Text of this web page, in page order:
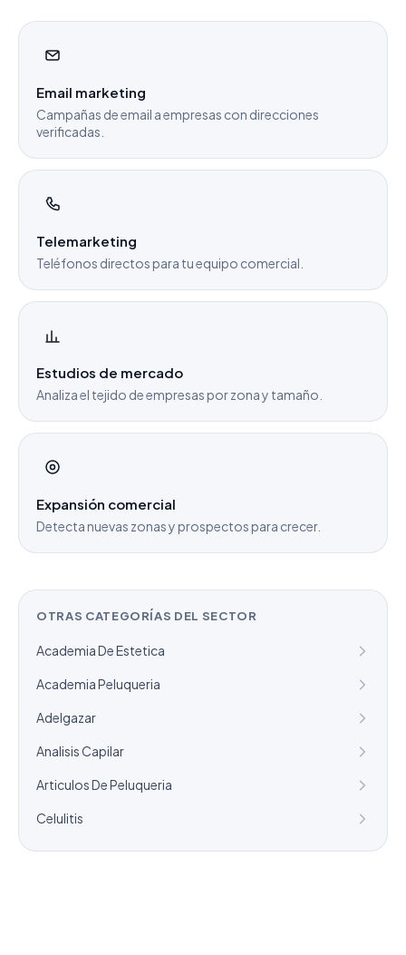
Email marketing
Campañas de email a empresas con direcciones
verificadas.
Telemarketing
Teléfonos directos para tu equipo comercial.
Estudios de mercado
Analiza el tejido de empresas por zona y tamaño.
Expansión comercial
Detecta nuevas zonas y prospectos para crecer.
OTRAS CATEGORÍAS DEL SECTOR
Academia De Estetica
Academia Peluqueria
Adelgazar
Analisis Capilar
Articulos De Peluqueria
Celulitis